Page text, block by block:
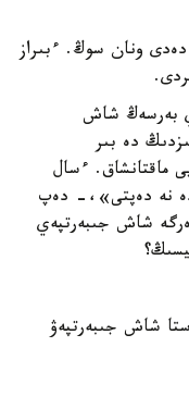
ونان سوڭ. ءبىراز
بەرسەڭ شاش
دە بىر
ماقتانشاق. ءسال
نە دەپتى»،- دەپ
شاش جىبەرتپەي
شاش جىبەرتپەۋ